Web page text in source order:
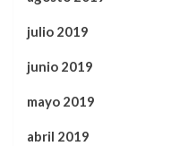
julio 2019
junio 2019
mayo 2019
abril 2019